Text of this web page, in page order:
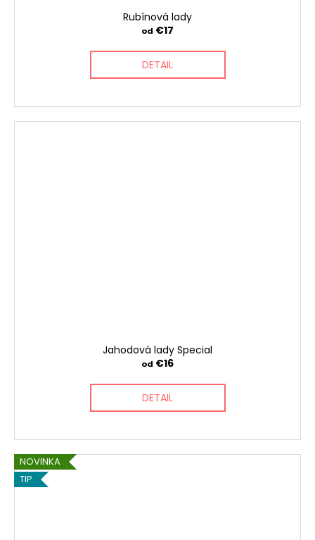
Rubínová lady
od €17
DETAIL
Jahodová lady Special
od €16
DETAIL
NOVINKA
TIP